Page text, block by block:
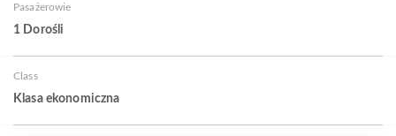
Pasażerowie
1 Dorośli
Class
Klasa ekonomiczna